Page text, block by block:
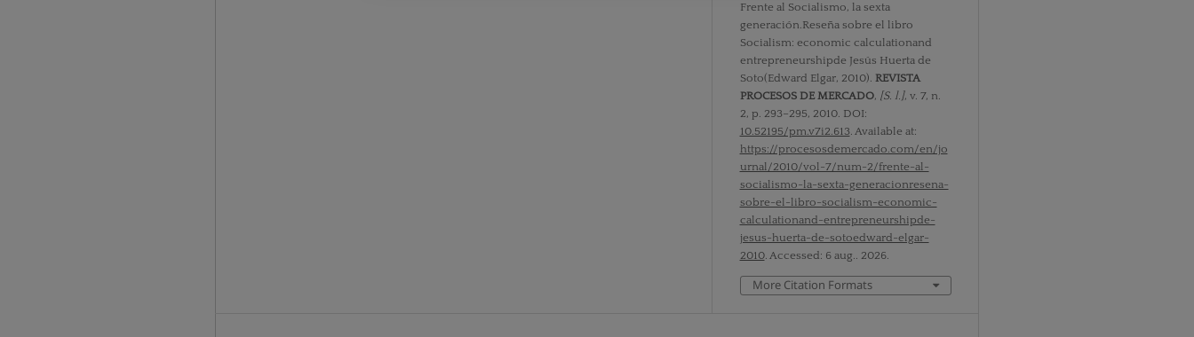
Frente al Socialismo, la sexta
generación.Reseña sobre el libro
Socialism: economic calculationand
entrepreneurshipde Jesús Huerta de
Soto(Edward Elgar, 2010). REVISTA
PROCESOS DE MERCADO, [S. l.], v. 7, n.
2, p. 293–295, 2010. DOI:
10.52195/pm.v7i2.613. Available at:
https://procesosdemercado.com/en/jo
urnal/2010/vol-7/num-2/frente-al-
socialismo-la-sexta-generacionresena-
sobre-el-libro-socialism-economic-
calculationand-entrepreneurshipde-
jesus-huerta-de-sotoedward-elgar-
2010. Accessed: 6 aug.. 2026.
More Citation Formats